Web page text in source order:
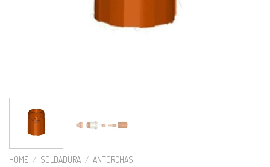
HOME / SOLDADURA / ANTORCHAS